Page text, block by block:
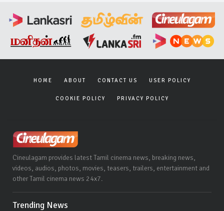
HOME ABOUT CONTACT US USER POLICY
COOKIE POLICY PRIVACY POLICY
Cineulagam provides latest Tamil cinema news, breaking news,
videos, audios, photos, movies, teasers, trailers, entertainment and
other Tamil cinema news 24x7.
Trending News